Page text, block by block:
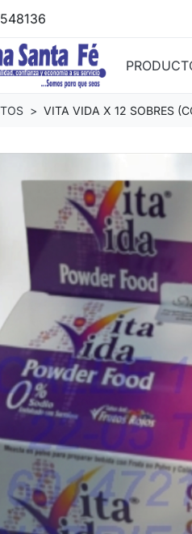
VITA VIDA X 12 SOBRES